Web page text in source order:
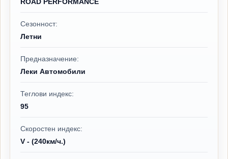
ROAD PERFORMANCE
Сезонност:
Летни
Предназначение:
Леки Автомобили
Теглови индекс:
95
Скоростен индекс:
V - (240км/ч.)